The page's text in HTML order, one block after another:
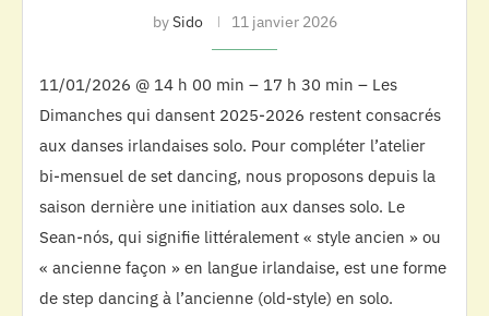
bySido 11 janvier 2026
11/01/2026 @ 14 h 00 min – 17 h 30 min – Les
Dimanches qui dansent 2025-2026 restent consacrés
aux danses irlandaises solo. Pour compléter l’atelier
bi-mensuel de set dancing, nous proposons depuis la
saison dernière une initiation aux danses solo. Le
Sean-nós, qui signifie littéralement « style ancien » ou
« ancienne façon » en langue irlandaise, est une forme
de step dancing à l’ancienne (old-style) en solo.